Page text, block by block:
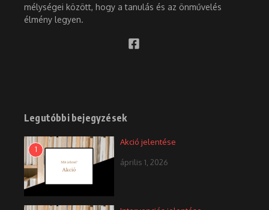
mélységei között, hogy a tanulás és az önművelés
élmény legyen.
Legutóbbi bejegyzések
1
Akció jelentése
április 1, 2026